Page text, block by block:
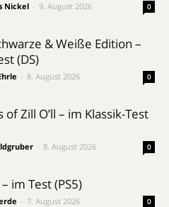
Nickel 9. August 2026 0
& Weiße Edition –
(DS)
8. August 2026 0
of Zill O’ll – im Klassik-Test
8. August 2026 0
im Test (PS5)
7. August 2026 0